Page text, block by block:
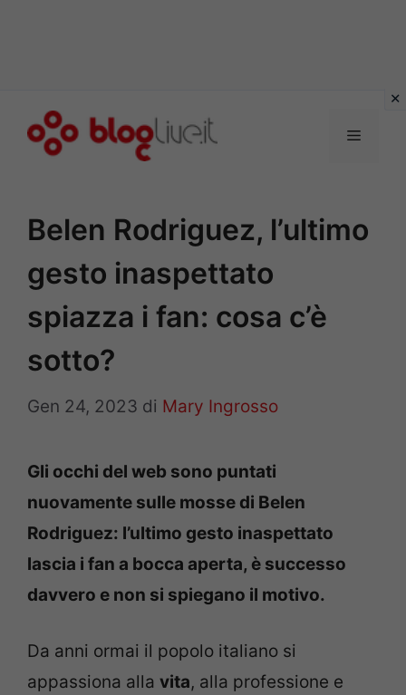
Menu
Belen Rodriguez, l’ultimo
gesto inaspettato
spiazza i fan: cosa c’è
sotto?
Gen 24, 2023 di Mary Ingrosso
Gli occhi del web sono puntati
nuovamente sulle mosse di Belen
Rodriguez: l’ultimo gesto inaspettato
lascia i fan a bocca aperta, è successo
davvero e non si spiegano il motivo.
Da anni ormai il popolo italiano si
appassiona alla vita, alla professione e